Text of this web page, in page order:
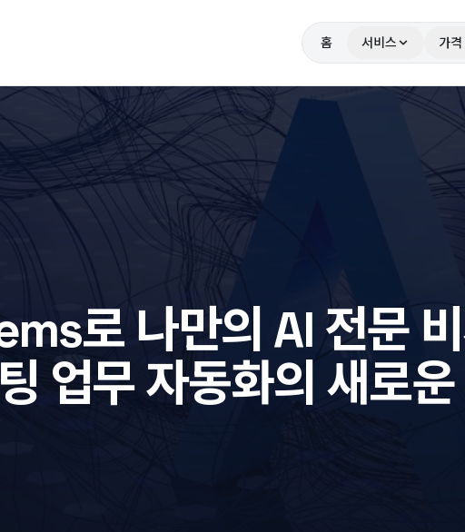
홈 서비스 가
로 나만의 AI 전문
업무 자동화의 새로